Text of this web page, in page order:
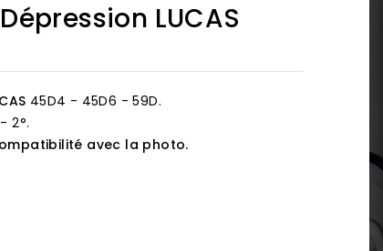
LUCAS
45D4 - 45D6 - 59D.
2°.
avec la photo.